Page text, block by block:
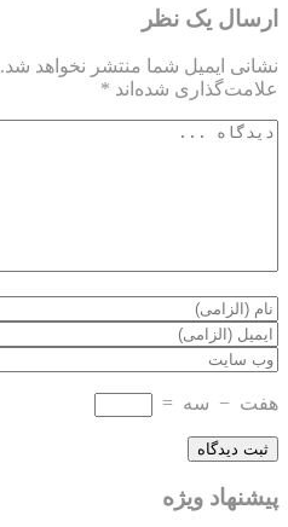
ارسال یک نظر
نشانی ایمیل شما منتشر نخواهد شد.
علامت‌گذاری شده‌اند *
هفت − سه =
پیشنهاد ویژه